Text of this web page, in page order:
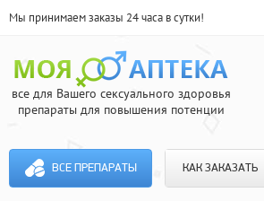
Мы принимаем заказы 24 часа в сутки!
все для Вашего сексуального здоровья
препараты для повышения потенции
ВСЕ ПРЕПАРАТЫ КАК ЗАКАЗАТЬ